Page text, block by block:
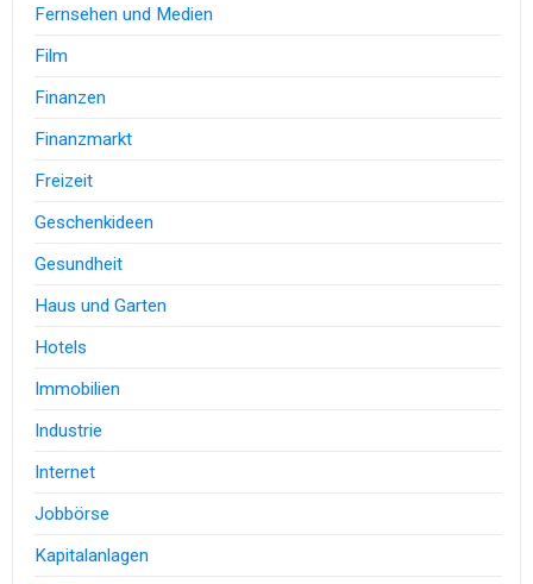
Fernsehen und Medien
Film
Finanzen
Finanzmarkt
Freizeit
Geschenkideen
Gesundheit
Haus und Garten
Hotels
Immobilien
Industrie
Internet
Jobbörse
Kapitalanlagen